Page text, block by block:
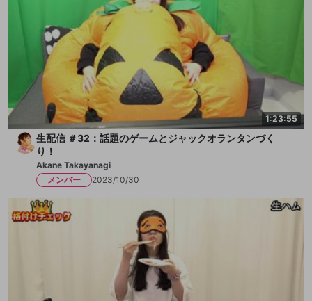
1:23:55
生配信 ＃32：話題のゲームとジャックオランタンづく
り！
Akane Takayanagi
メンバー
2023/10/30